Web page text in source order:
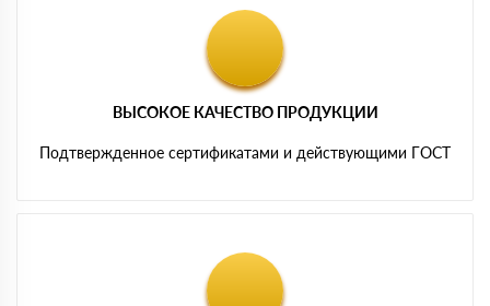
ВЫСОКОЕ КАЧЕСТВО ПРОДУКЦИИ
Подтвержденное сертификатами и действующими ГОСТ